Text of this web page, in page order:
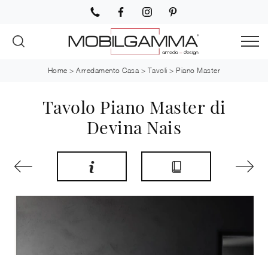
Home >Arredamento Casa > Tavoli >Piano Master
Tavolo Piano Master di
Devina Nais